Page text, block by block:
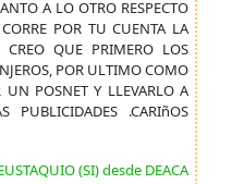
A LO OTRO RESPECTO
POR TU CUENTA LA
CREO QUE PRIMERO LOS
POR ULTIMO COMO
UN POSNET Y LLEVARLO A
PUBLICIDADES .CARIñOS
(SI) desde DEACA